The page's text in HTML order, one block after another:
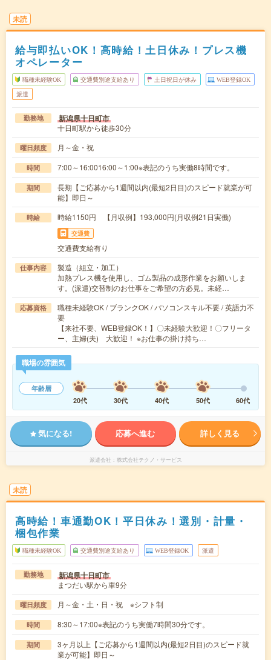
未読
給与即払いOK！高時給！土日休み！プレス機
オペレーター
職種未経験OK 交通費別途支給あり 土日祝日が休み WEB登録OK
派遣
勤務地 新潟県十日町市
十日町駅から徒歩30分
曜日頻度 月～金・祝
時間 7:00～16:0016:00～1:00※表記のうち実働8時間です。
期間
長期【ご応募から1週間以内(最短2日目)のスピード就業が可
能】即日～
時給 時給1150円 【月収例】193,000円(月収例21日実働)
交通費
交通費支給有り
仕事内容
製造（組立・加工）
加熱プレス機を使用し、ゴム製品の成形作業をお願いしま
す。(派遣)交替制のお仕事をご希望の方必見。未経…
応募資格
職種未経験OK / ブランクOK / パソコンスキル不要 / 英語力不
要
【来社不要、WEB登録OK！】〇未経験大歓迎！〇フリータ
ー、主婦(夫) 大歓迎！ ※お仕事の掛け持ち…
職場の雰囲気
年齢層
20代
30代 40代 50代 60代
気になる! 応募へ進む 詳しく見る
派遣会社 株式会社テクノ・サービス
未読
高時給！車通勤OK！平日休み！選別・計量・
梱包作業
職種未経験OK 交通費別途支給あり WEB登録OK 派遣
勤務地 新潟県十日町市
まつだい駅から車9分
曜日頻度 月～金・土・日・祝 ※シフト制
時間 8:30～17:00※表記のうち実働7時間30分です。
期間
3ヶ月以上【ご応募から1週間以内(最短2日目)のスピード就
業が可能】即日～